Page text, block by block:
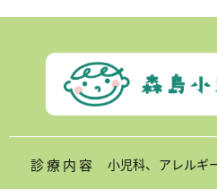
診療内容 小児科、アレルギ